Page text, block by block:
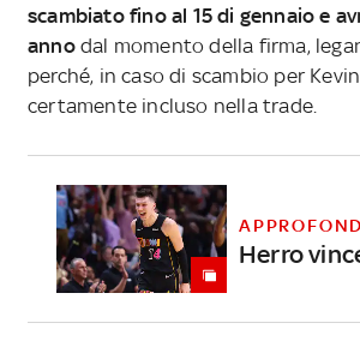
scambiato fino al 15 di gennaio e
annodal momento della firma,
perché, in caso di scambio per
certamente incluso nella trade.
Herro